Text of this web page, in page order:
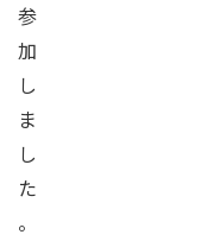
参
加
し
ま
し
た
。